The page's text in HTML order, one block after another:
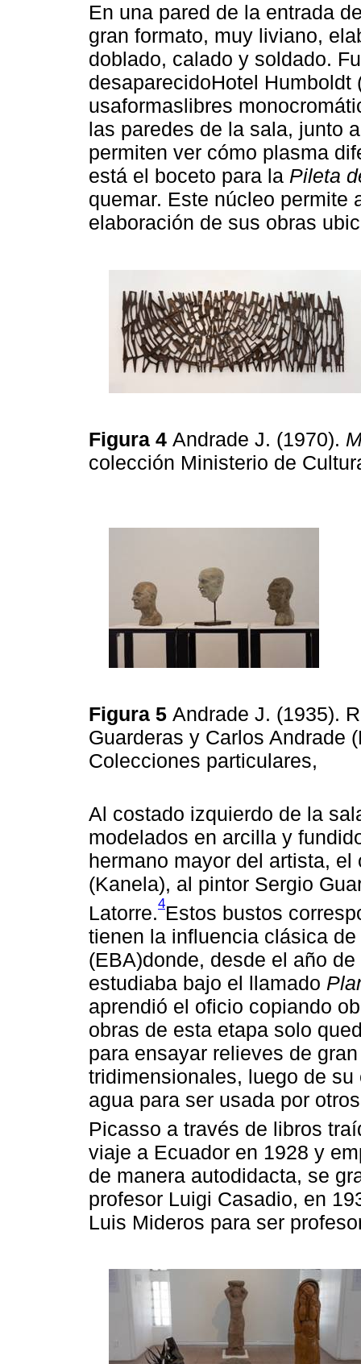
En una pared de la entrada
gran formato, muy liviano,
doblado, calado y soldado.
desaparecidoHotel Humboldt
usaformaslibres
las paredes de la sala, junto
permiten ver cómo plasma
está el boceto para la Pileta
quemar. Este núcleo permite
elaboración de sus obras
Figura 4 Andrade J. (1970).
colección Ministerio de
Figura 5 Andrade J. (1935).
Guarderas y Carlos Andrade
Colecciones particulares,
Al costado izquierdo de la
modelados en arcilla y
hermano mayor del artista,
(Kanela), al pintor Sergio
Latorre.4Estos bustos
tienen la influencia clásica
(EBA)donde, desde el año
estudiaba bajo el llamado
aprendió el oficio copiando
obras de esta etapa solo
para ensayar relieves de
tridimensionales, luego de
agua para ser usada por
Picasso a través de libros
viaje a Ecuador en 1928 y
de manera autodidacta, se
profesor Luigi Casadio, en
Luis Mideros para ser